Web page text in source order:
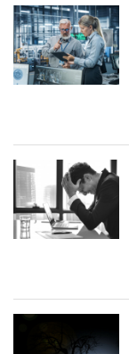
Malý konkurz po
Ako podať návrh
obsahovať